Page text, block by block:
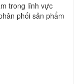
trong lĩnh vực
phối sản phẩm